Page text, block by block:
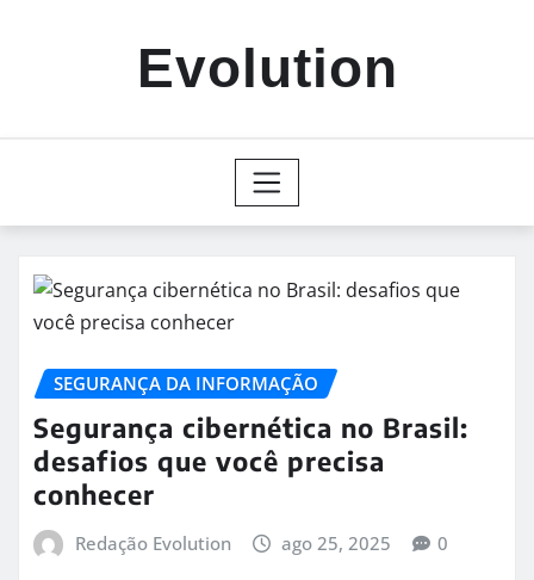
Evolution
SEGURANÇA DA INFORMAÇÃO
Segurança cibernética no Brasil:
desafios que você precisa
conhecer
Redação Evolution ago 25, 2025 0